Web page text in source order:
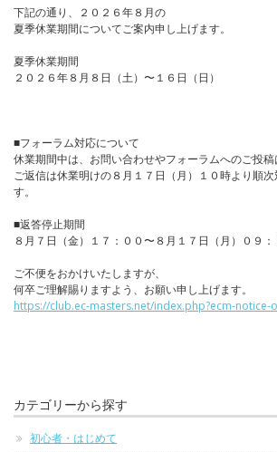
下記の通り、２０２６年８月の
夏季休業期間についてご案内申し上げます。
夏季休業期間
２０２６年８月８日（土）〜１６日（日）
■フォーラム対応について
休業期間中は、お問い合わせやフォーラムへのご投稿
ご返信は休業明けの８月１７日（月）１０時より順
す。
■返答停止期間
８月７日（金）１７：００〜８月１７日（月）０９：
ご不便をおかけいたしますが、
何卒ご理解賜りますよう、お願い申し上げます。
https://club.ec-masters.net/index.php?ecm-notice-
カテゴリーから探す
初心者・はじめて